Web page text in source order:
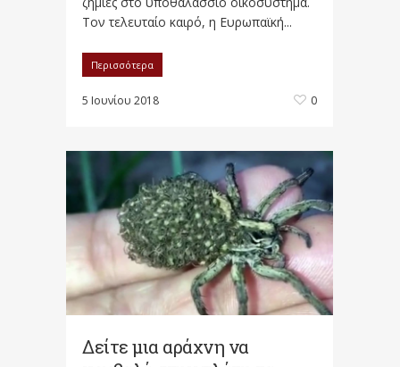
Τον τελευταίο καιρό, η Ευρωπαϊκή...
Περισσότερα
5 Ιουνίου 2018 0
Δείτε μια αράχνη να